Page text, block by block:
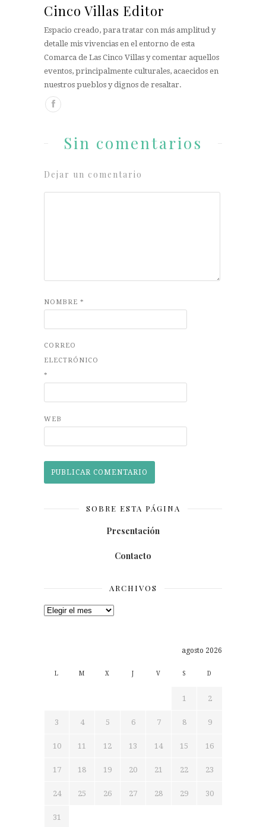
Cinco Villas Editor
Espacio creado, para tratar con más amplitud y
detalle mis vivencias en el entorno de esta
Comarca de Las Cinco Villas y comentar aquellos
eventos, principalmente culturales, acaecidos en
nuestros pueblos y dignos de resaltar.
Sin comentarios
Dejar un comentario
NOMBRE *
CORREO
ELECTRÓNICO
*
WEB
SOBRE ESTA PÁGINA
Presentación
Contacto
ARCHIVOS
Archivos
agosto 2026
L M X J V S D
1 2
3 4 5 6 7 8 9
10 11 12 13 14 15 16
17 18 19 20 21 22 23
24 25 26 27 28 29 30
31